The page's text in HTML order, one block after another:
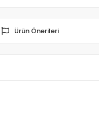
Ürün Önerileri